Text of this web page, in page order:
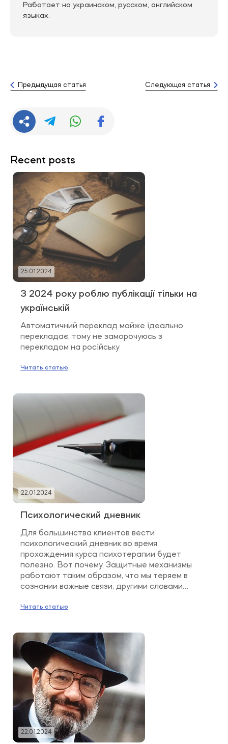
Работает на украинском, русском, английском
языках.
Предыдущая статья Следующая статья
Recent posts
25.01.2024
З 2024 року роблю публікації тільки на
українській
Автоматичний переклад майже ідеально
перекладає, тому не заморочуюсь з
перекладом на російську
Читать статью
22.01.2024
Психологический дневник
Для большинства клиентов вести
психологический дневник во время
прохождения курса психотерапии будет
полезно. Вот почему. Защитные механизмы
работают таким образом, что мы теряем в
сознании важные связи, другими словами
психологические феномены. Потому что они
Психотерапия способствует формированию
новых связей в […]
Читать статью
22.01.2024